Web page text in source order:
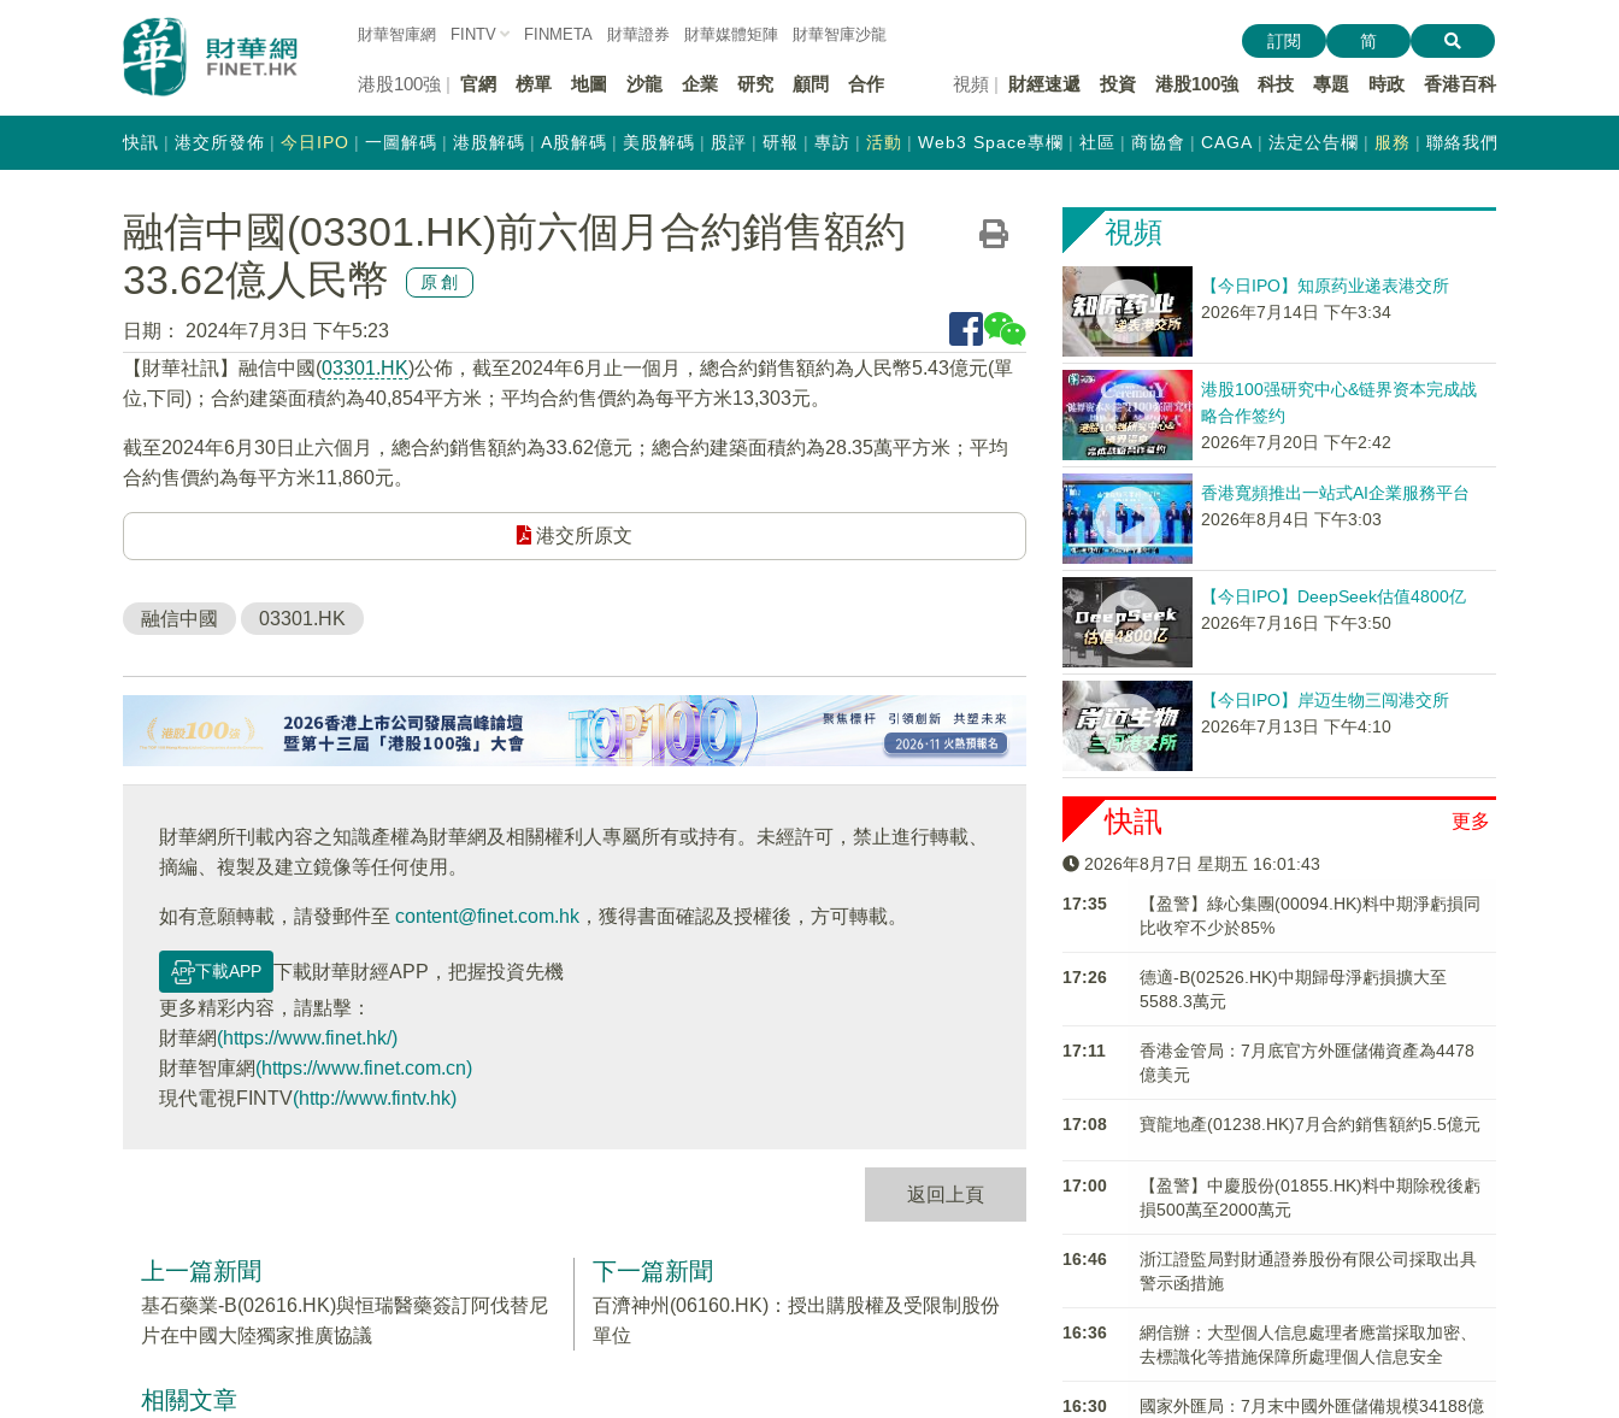
財華智庫網 FINTV FINMETA 財華證券 財華媒體矩陣 財華智庫沙龍
港股100強 官網 榜單 地圖 沙龍 企業 研究 顧問 合作 視頻 財經速遞 投資 港股100強 科技 專題 時政 香港百科
訂閱 简
快訊 港交所發佈 今日IPO 一圖解碼 港股解碼 A股解碼 美股解碼 股評 研報 專訪 活動 Web3 Space專欄 社區 商協會 CAGA 法定公告欄 服務 聯絡我們
融信中國(03301.HK)前六個月合約銷售額約
33.62億人民幣
原創
日期：
2024年7月3日 下午5:23
【財華社訊】融信中國(03301.HK)公佈，截至2024年6月止一個月，總合約銷售額約為人民幣5.43億元(單
位,下同)；合約建築面積約為40,854平方米；平均合約售價約為每平方米13,303元。
截至2024年6月30日止六個月，總合約銷售額約為33.62億元；總合約建築面積約為28.35萬平方米；平均
合約售價約為每平方米11,860元。
港交所原文
融信中國 03301.HK
財華網所刊載內容之知識產權為財華網及相關權利人專屬所有或持有。未經許可，禁止進行轉載、
摘編、複製及建立鏡像等任何使用。
如有意願轉載，請發郵件至 content@finet.com.hk ，獲得書面確認及授權後，方可轉載。
下載APP
下載財華財經APP，把握投資先機
更多精彩内容，請點擊：
財華網(https://www.finet.hk/)
財華智庫網(https://www.finet.com.cn)
現代電視FINTV(http://www.fintv.hk)
返回上頁
上一篇新聞
基石藥業-B(02616.HK)與恒瑞醫藥簽訂阿伐替尼
片在中國大陸獨家推廣協議
下一篇新聞
百濟神州(06160.HK)：授出購股權及受限制股份
單位
相關文章
視頻
【今日IPO】知原药业递表港交所
2026年7月14日 下午3:34
港股100强研究中心&链界资本完成战
略合作签约
2026年7月20日 下午2:42
香港寬頻推出一站式AI企業服務平台
2026年8月4日 下午3:03
【今日IPO】DeepSeek估值4800亿
2026年7月16日 下午3:50
【今日IPO】岸迈生物三闯港交所
2026年7月13日 下午4:10
更多
快訊
2026年8月7日 星期五 16:01:44
17:35
【盈警】綠心集團(00094.HK)料中期淨虧損同
比收窄不少於85%
17:26
德適-B(02526.HK)中期歸母淨虧損擴大至
5588.3萬元
17:11
香港金管局：7月底官方外匯儲備資產為4478
億美元
17:08 寶龍地產(01238.HK)7月合約銷售額約5.5億元
17:00
【盈警】中慶股份(01855.HK)料中期除稅後虧
損500萬至2000萬元
16:46
浙江證監局對財通證券股份有限公司採取出具
警示函措施
16:36
網信辦：大型個人信息處理者應當採取加密、
去標識化等措施保障所處理個人信息安全
16:30
國家外匯局：7月末中國外匯儲備規模34188億